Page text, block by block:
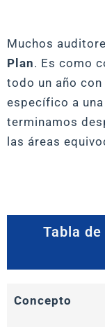
Muchos
Plan. Es como
todo un año
específico a
terminamos
las áreas
Tabla
Concepto